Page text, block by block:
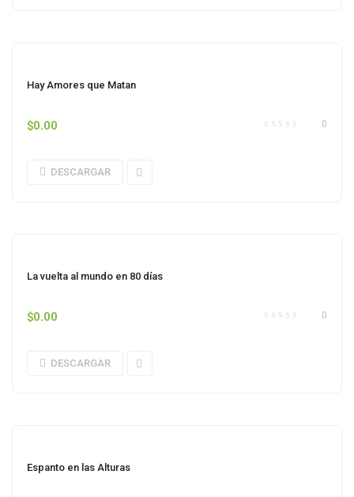
Hay Amores que Matan
0
$0.00
DESCARGAR
La vuelta al mundo en 80 días
0
$0.00
DESCARGAR
Espanto en las Alturas